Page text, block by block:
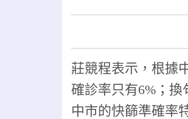
莊競程表示，根據
確診率只有6%；
中市的快篩準確率